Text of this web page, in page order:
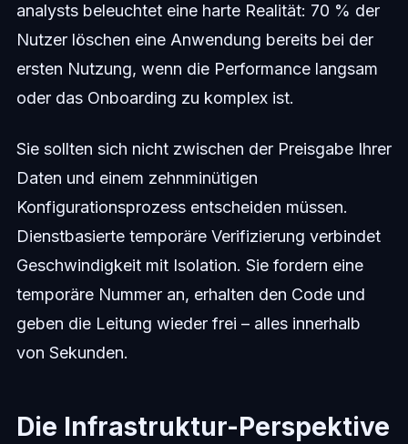
analysts beleuchtet eine harte Realität: 70 % der
Nutzer löschen eine Anwendung bereits bei der
ersten Nutzung, wenn die Performance langsam
oder das Onboarding zu komplex ist.
Sie sollten sich nicht zwischen der Preisgabe Ihrer
Daten und einem zehnminütigen
Konfigurationsprozess entscheiden müssen.
Dienstbasierte temporäre Verifizierung verbindet
Geschwindigkeit mit Isolation. Sie fordern eine
temporäre Nummer an, erhalten den Code und
geben die Leitung wieder frei – alles innerhalb
von Sekunden.
Die Infrastruktur-Perspektive